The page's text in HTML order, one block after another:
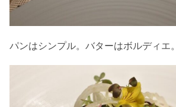
パンはシンプル。バターはボルディエ。